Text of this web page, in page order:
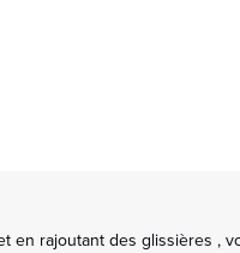
en rajoutant des glissières ,